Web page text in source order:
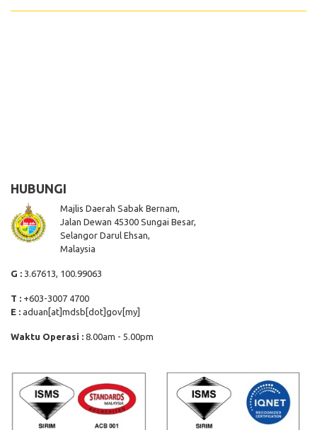
HUBUNGI
Majlis Daerah Sabak Bernam,
Jalan Dewan 45300 Sungai Besar,
Selangor Darul Ehsan,
Malaysia
G : 3.67613, 100.99063
T : +603-3007 4700
E : aduan[at]mdsb[dot]gov[my]
Waktu Operasi : 8.00am - 5.00pm